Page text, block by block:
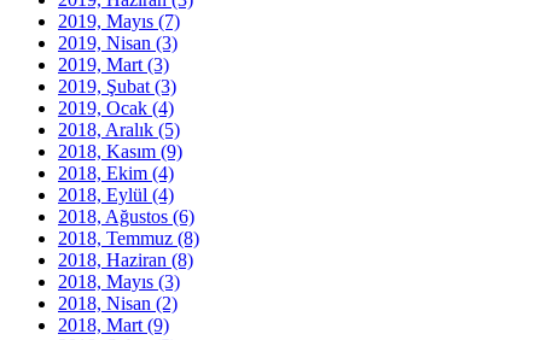
2019, Mayıs (7)
2019, Nisan (3)
2019, Mart (3)
2019, Şubat (3)
2019, Ocak (4)
2018, Aralık (5)
2018, Kasım (9)
2018, Ekim (4)
2018, Eylül (4)
2018, Ağustos (6)
2018, Temmuz (8)
2018, Haziran (8)
2018, Mayıs (3)
2018, Nisan (2)
2018, Mart (9)